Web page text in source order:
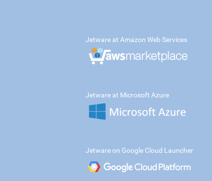
Jetware at Amazon Web Services
Jetware at Microsoft Azure
Jetware on Google Cloud Launcher